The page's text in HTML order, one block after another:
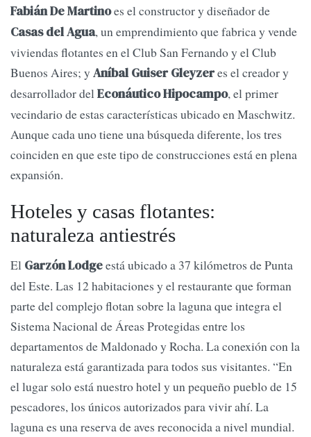
Fabián De Martinoes el constructor y diseñador de
Casas del Agua, un emprendimiento que fabrica y vende
viviendas flotantes en el Club San Fernando y el Club
Buenos Aires; y Aníbal Guiser Gleyzeres el creador y
desarrollador delEconáutico Hipocampo, el primer
vecindario de estas características ubicado en Maschwitz.
Aunque cada uno tiene una búsqueda diferente, los tres
coinciden en que este tipo de construcciones está en plena
expansión.
Hoteles y casas flotantes:
naturaleza antiestrés
El Garzón Lodgeestá ubicado a 37 kilómetros de Punta
del Este. Las 12 habitaciones y el restaurante que forman
parte del complejo flotan sobre la laguna que integra el
Sistema Nacional de Áreas Protegidas entre los
departamentos de Maldonado y Rocha. La conexión con la
naturaleza está garantizada para todos sus visitantes. “En
el lugar solo está nuestro hotel y un pequeño pueblo de 15
pescadores, los únicos autorizados para vivir ahí. La
laguna es una reserva de aves reconocida a nivel mundial.